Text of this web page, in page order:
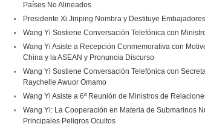
Países No Alineados
Presidente Xi Jinping Nombra y Destituye
Wang Yi Sostiene Conversación Telefónica con
Wang Yi Asiste a Recepción Conmemorativa con
China y la ASEAN y Pronuncia Discurso
Wang Yi Sostiene Conversación Telefónica con
Raychelle Awuor Omamo
Wang Yi Asiste a 6ª Reunión de Ministros de
Wang Yi: La Cooperación en Materia de Submarinos
Principales Peligros Ocultos